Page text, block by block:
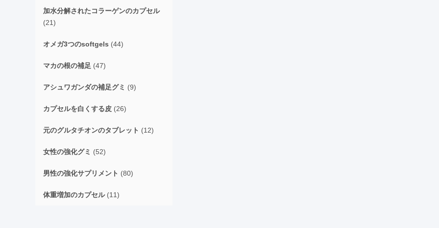
加水分解されたコラーゲンのカプセル
(21)
オメガ3つのsoftgels (44)
マカの根の補足 (47)
アシュワガンダの補足グミ (9)
カプセルを白くする皮 (26)
元のグルタチオンのタブレット (12)
女性の強化グミ (52)
男性の強化サプリメント (80)
体重増加のカプセル(11)